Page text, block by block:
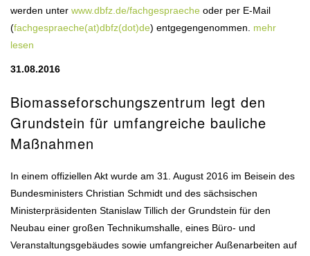
werden unter www.dbfz.de/fachgespraeche oder per E-Mail
(fachgespraeche(at)dbfz(dot)de) entgegengenommen. mehr
lesen
31.08.2016
Biomasseforschungszentrum legt den
Grundstein für umfangreiche bauliche
Maßnahmen
In einem offiziellen Akt wurde am 31. August 2016 im Beisein des
Bundesministers Christian Schmidt und des sächsischen
Ministerpräsidenten Stanislaw Tillich der Grundstein für den
Neubau einer großen Technikumshalle, eines Büro- und
Veranstaltungsgebäudes sowie umfangreicher Außenarbeiten auf